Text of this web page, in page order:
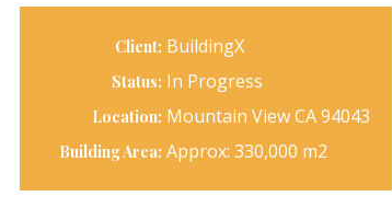
Client: BuildingX
Status: In Progress
Location: Mountain View CA 94043
Building Area: Approx: 330,000 m2